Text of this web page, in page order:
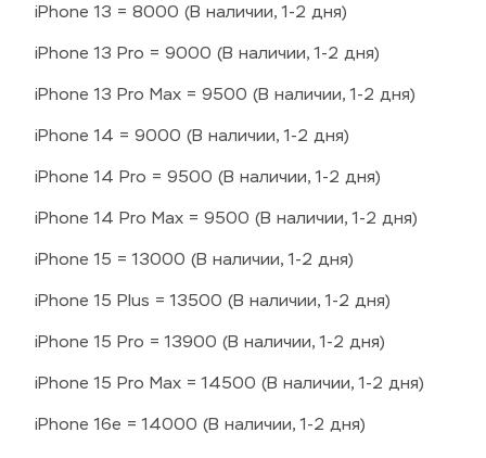
iPhone 13 = 8000 (В наличии, 1-2 дня)
iPhone 13 Pro = 9000 (В наличии, 1-2 дня)
iPhone 13 Pro Max = 9500 (В наличии, 1-2 дня)
iPhone 14 = 9000 (В наличии, 1-2 дня)
iPhone 14 Pro = 9500 (В наличии, 1-2 дня)
iPhone 14 Pro Max = 9500 (В наличии, 1-2 дня)
iPhone 15 = 13000 (В наличии, 1-2 дня)
iPhone 15 Plus = 13500 (В наличии, 1-2 дня)
iPhone 15 Pro = 13900 (В наличии, 1-2 дня)
iPhone 15 Pro Max = 14500 (В наличии, 1-2 дня)
iPhone 16e = 14000 (В наличии, 1-2 дня)